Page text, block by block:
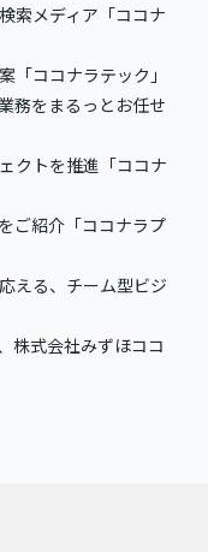
索メディア「ココナ
「ココナラテック」
務をまるっとお任せ
クトを推進「ココナ
ご紹介「ココナラプ
える、チーム型ビジ
株式会社みずほココ